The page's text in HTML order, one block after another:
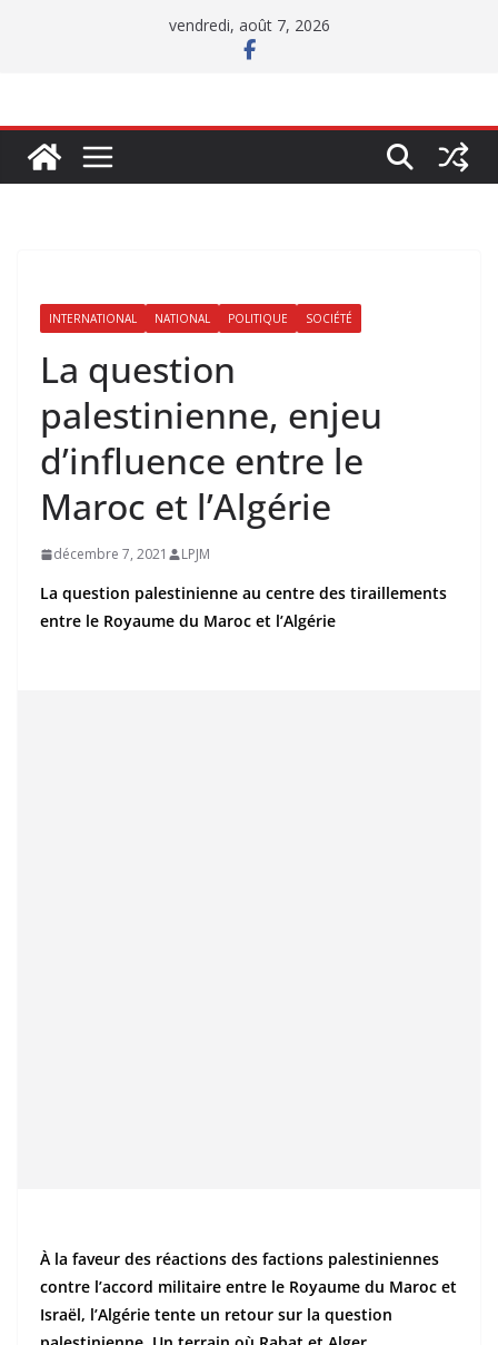
vendredi, août 7, 2026
INTERNATIONAL NATIONAL POLITIQUE SOCIÉTÉ
La question
palestinienne, enjeu
d’influence entre le
Maroc et l’Algérie
décembre 7, 2021 LPJM
La question palestinienne au centre des tiraillements
entre le Royaume du Maroc et l’Algérie
À la faveur des réactions des factions palestiniennes
contre l’accord militaire entre le Royaume du Maroc et
Israël, l’Algérie tente un retour sur la question